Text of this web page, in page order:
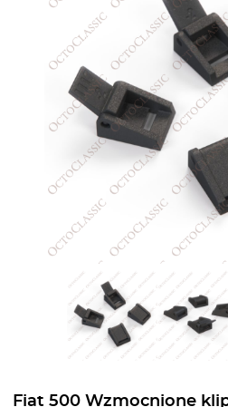
Fiat 500 Wzmocnione